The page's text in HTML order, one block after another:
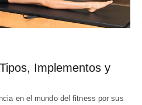
Implementos y
en el mundo del fitness por sus